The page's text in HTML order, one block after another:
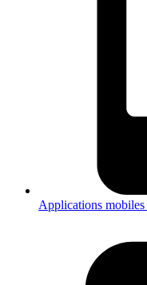
Applications mobiles